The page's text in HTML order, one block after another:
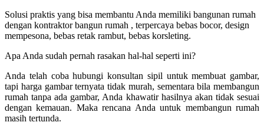
Solusi praktis yang bisa membantu Anda memiliki bangunan rumah
dengan kontraktor bangun rumah , terpercaya bebas bocor, design
mempesona, bebas retak rambut, bebas korsleting.
Apa Anda sudah pernah rasakan hal-hal seperti ini?
Anda telah coba hubungi konsultan sipil untuk membuat gambar,
tapi harga gambar ternyata tidak murah, sementara bila membangun
rumah tanpa ada gambar, Anda khawatir hasilnya akan tidak sesuai
dengan kemauan. Maka rencana Anda untuk membangun rumah
masih tertunda.